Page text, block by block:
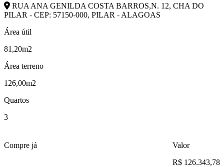
RUA ANA GENILDA COSTA BARROS,N. 12, CHA DO
PILAR - CEP: 57150-000, PILAR - ALAGOAS
Área útil
81,20m2
Área terreno
126,00m2
Quartos
3
Compre já
Valor
R$ 126.343,78